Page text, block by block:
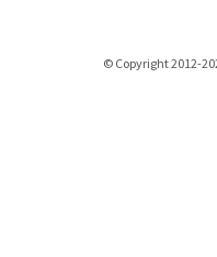
© Copyright 2012-